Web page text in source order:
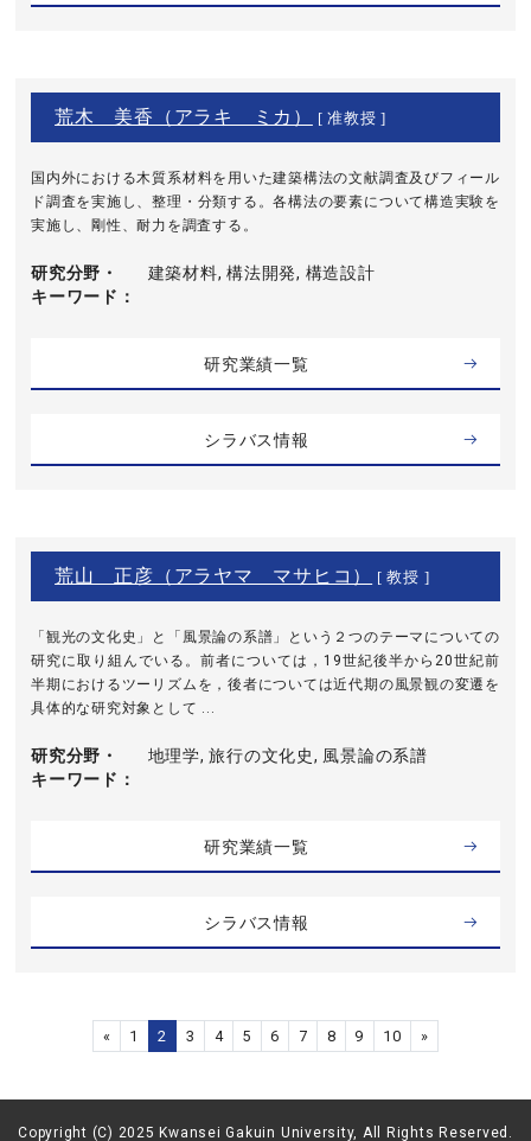
荒木 美香（アラキ ミカ） [ 准教授 ]
国内外における木質系材料を用いた建築構法の文献調査及びフィール
ド調査を実施し、整理・分類する。各構法の要素について構造実験を
実施し、剛性、耐力を調査する。
研究分野・
キーワード
建築材料, 構法開発, 構造設計
研究業績一覧
シラバス情報
荒山 正彦（アラヤマ マサヒコ） [ 教授 ]
「観光の文化史」と「風景論の系譜」という２つのテーマについての
研究に取り組んでいる。前者については，19世紀後半から20世紀前
半期におけるツーリズムを，後者については近代期の風景観の変遷を
具体的な研究対象として ...
研究分野・
キーワード
地理学, 旅行の文化史, 風景論の系譜
研究業績一覧
シラバス情報
« 1 2 3 4 5 6 7 8 9 10 »
Copyright (C) 2025 Kwansei Gakuin University, All Rights Reserved.